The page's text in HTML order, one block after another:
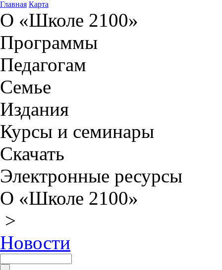
Главная Карта
О «Школе 2100»
Программы
Педагогам
Семье
Издания
Курсы и семинары
Скачать
Электронные ресурсы
О «Школе 2100»
>
Новости